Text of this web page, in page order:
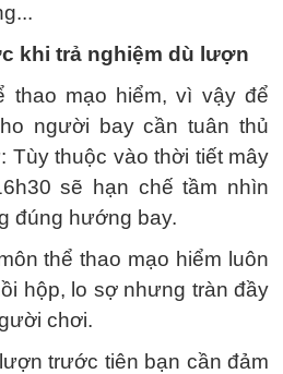
khi trả nghiệm dù lượn
thao mạo hiểm, vì vậy để
người bay cần tuân thủ
Tùy thuộc vào thời tiết mây
sẽ hạn chế tầm nhìn
đúng hướng bay.
thể thao mạo hiểm luôn
hộp, lo sợ nhưng tràn đầy
chơi.
trước tiên bạn cần đảm